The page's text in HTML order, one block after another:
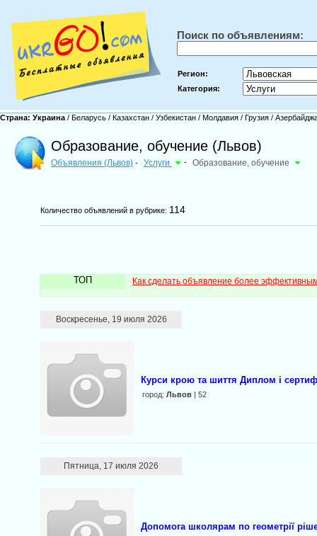
Поиск по объявлениям:
Регион:
Категория:
Страна: Украина / Беларусь / Казахстан / Узбекистан / Молдавия / Грузия /
Образование, обучение (Львов)
Объявления (Львов) - Услуги - Образование, обучение
Количество объявлений в рубрике: 114
ТОП Как сделать объявление более
Воскресенье, 19 июля 2026
Курси крою та шиття Диплом і
город:Львов | 52
Пятница, 17 июля 2026
Допомога школярам по геометрії